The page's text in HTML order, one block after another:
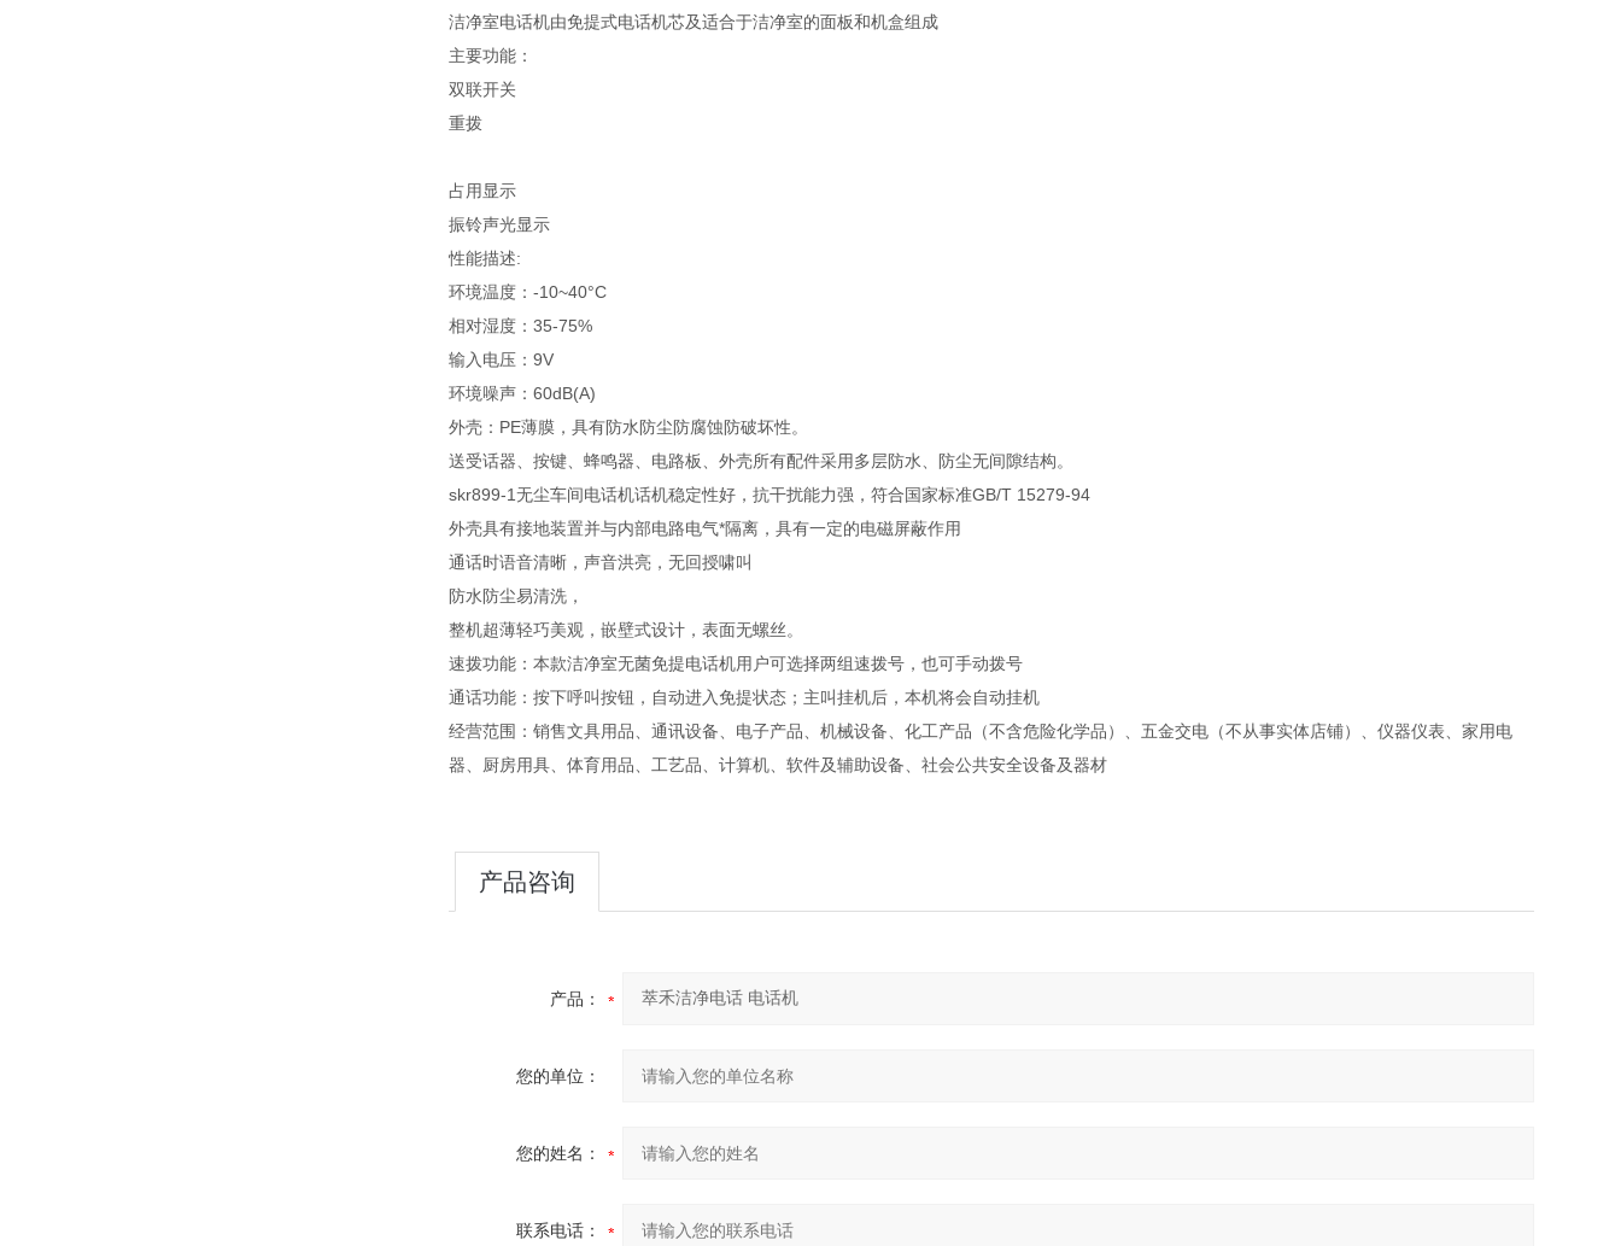
洁净室电话机由免提式电话机芯及适合于洁净室的面板和机盒组成
主要功能：
双联开关
重拨
占用显示
振铃声光显示
性能描述:
环境温度：-10~40°C
相对湿度：35-75%
输入电压：9V
环境噪声：60dB(A)
外壳：PE薄膜，具有防水防尘防腐蚀防破坏性。
送受话器、按键、蜂鸣器、电路板、外壳所有配件采用多层防水、防尘无间隙结构。
skr899-1无尘车间电话机话机稳定性好，抗干扰能力强，符合国家标准GB/T 15279-94
外壳具有接地装置并与内部电路电气*隔离，具有一定的电磁屏蔽作用
通话时语音清晰，声音洪亮，无回授啸叫
防水防尘易清洗，
整机超薄轻巧美观，嵌壁式设计，表面无螺丝。
速拨功能：本款洁净室无菌免提电话机用户可选择两组速拨号，也可手动拨号
通话功能：按下呼叫按钮，自动进入免提状态；主叫挂机后，本机将会自动挂机
经营范围：销售文具用品、通讯设备、电子产品、机械设备、化工产品（不含危险化学品）、五金交电（不从事实体店铺）、仪器仪表、家用电
器、厨房用具、体育用品、工艺品、计算机、软件及辅助设备、社会公共安全设备及器材
产品咨询
产品：
您的单位：
您的姓名：
联系电话：